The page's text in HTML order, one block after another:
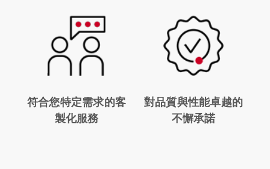
符合您特定需求的客
製化服務
對品質與性能卓越的
不懈承諾